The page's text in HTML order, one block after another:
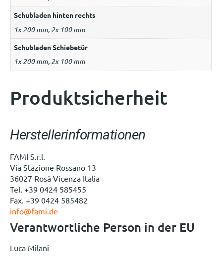
Schubladen hinten rechts
1x 200 mm, 2x 100 mm
Schubladen Schiebetür
1x 200 mm, 2x 100 mm
Produktsicherheit
Herstellerinformationen
FAMI S.r.l.
Via Stazione Rossano 13
36027 Rosà Vicenza Italia
Tel. +39 0424 585455
Fax. +39 0424 585482
info@fami.de
Verantwortliche Person in der EU
Luca Milani